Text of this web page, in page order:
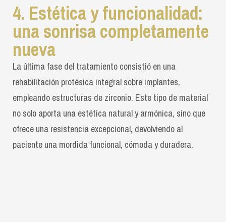
4. Estética y funcionalidad:
una sonrisa completamente
nueva
La última fase del tratamiento consistió en una
rehabilitación protésica integral sobre implantes,
empleando estructuras de zirconio. Este tipo de material
no solo aporta una estética natural y armónica, sino que
ofrece una resistencia excepcional, devolviendo al
paciente una mordida funcional, cómoda y duradera.